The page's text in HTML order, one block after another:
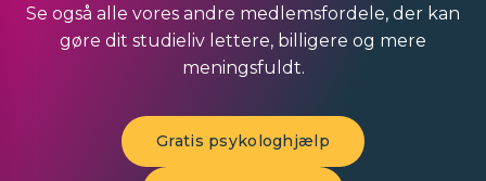
Se også alle vores andre medlemsfordele, der kan
gøre dit studieliv lettere, billigere og mere
meningsfuldt.
Gratis psykologhjælp